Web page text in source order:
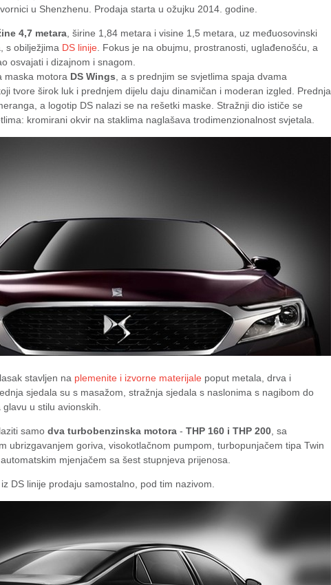
u Shenzhenu. Prodaja starta u ožujku 2014. godine.
4,7 metara , širine 1,84 metara i visine 1,5 metara, uz međuosovinski
s obilježjima DS linije . Fokus je na obujmu, prostranosti, uglađenošću, a
osvajati i dizajnom i snagom.
maska motora DS Wings , a s prednjim se svjetlima spaja dvama
tvore širok luk i prednjem dijelu daju dinamičan i moderan izgled. Prednja
a logotip DS nalazi se na rešetki maske. Stražnji dio ističe se
kromirani okvir na staklima naglašava trodimenzionalnost svjetala.
stavljen na plemenite i izvorne materijale poput metala, drva i
sjedala su s masažom, stražnja sjedala s naslonima s nagibom do
u stilu avionskih.
samo dva turbobenzinska motora - THP 160 i THP 200 , sa
ubrizgavanjem goriva, visokotlačnom pumpom, turbopunjačem tipa Twin
mjenjačem sa šest stupnjeva prijenosa.
DS linije prodaju samostalno, pod tim nazivom.